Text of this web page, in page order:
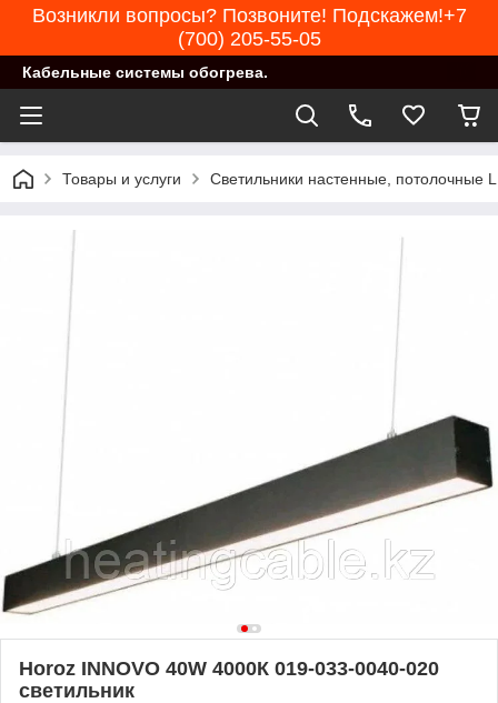
Возникли вопросы? Позвоните! Подскажем!+7
(700) 205-55-05
Кабельные системы обогрева.
Товары и услуги Светильники настенные, потолочные
Horoz INNOVO 40W 4000К 019-033-0040-020
светильник